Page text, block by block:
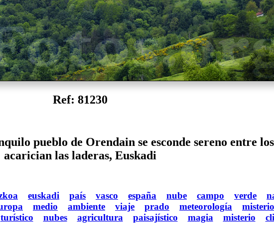
Ref: 81230
pueblo de Orendain se esconde sereno entre
acarician las laderas, Euskadi
euskadi país vasco españa nube campo verde
medio ambiente viaje prado meteorología
turístico nubes agricultura paisajístico magia misterio